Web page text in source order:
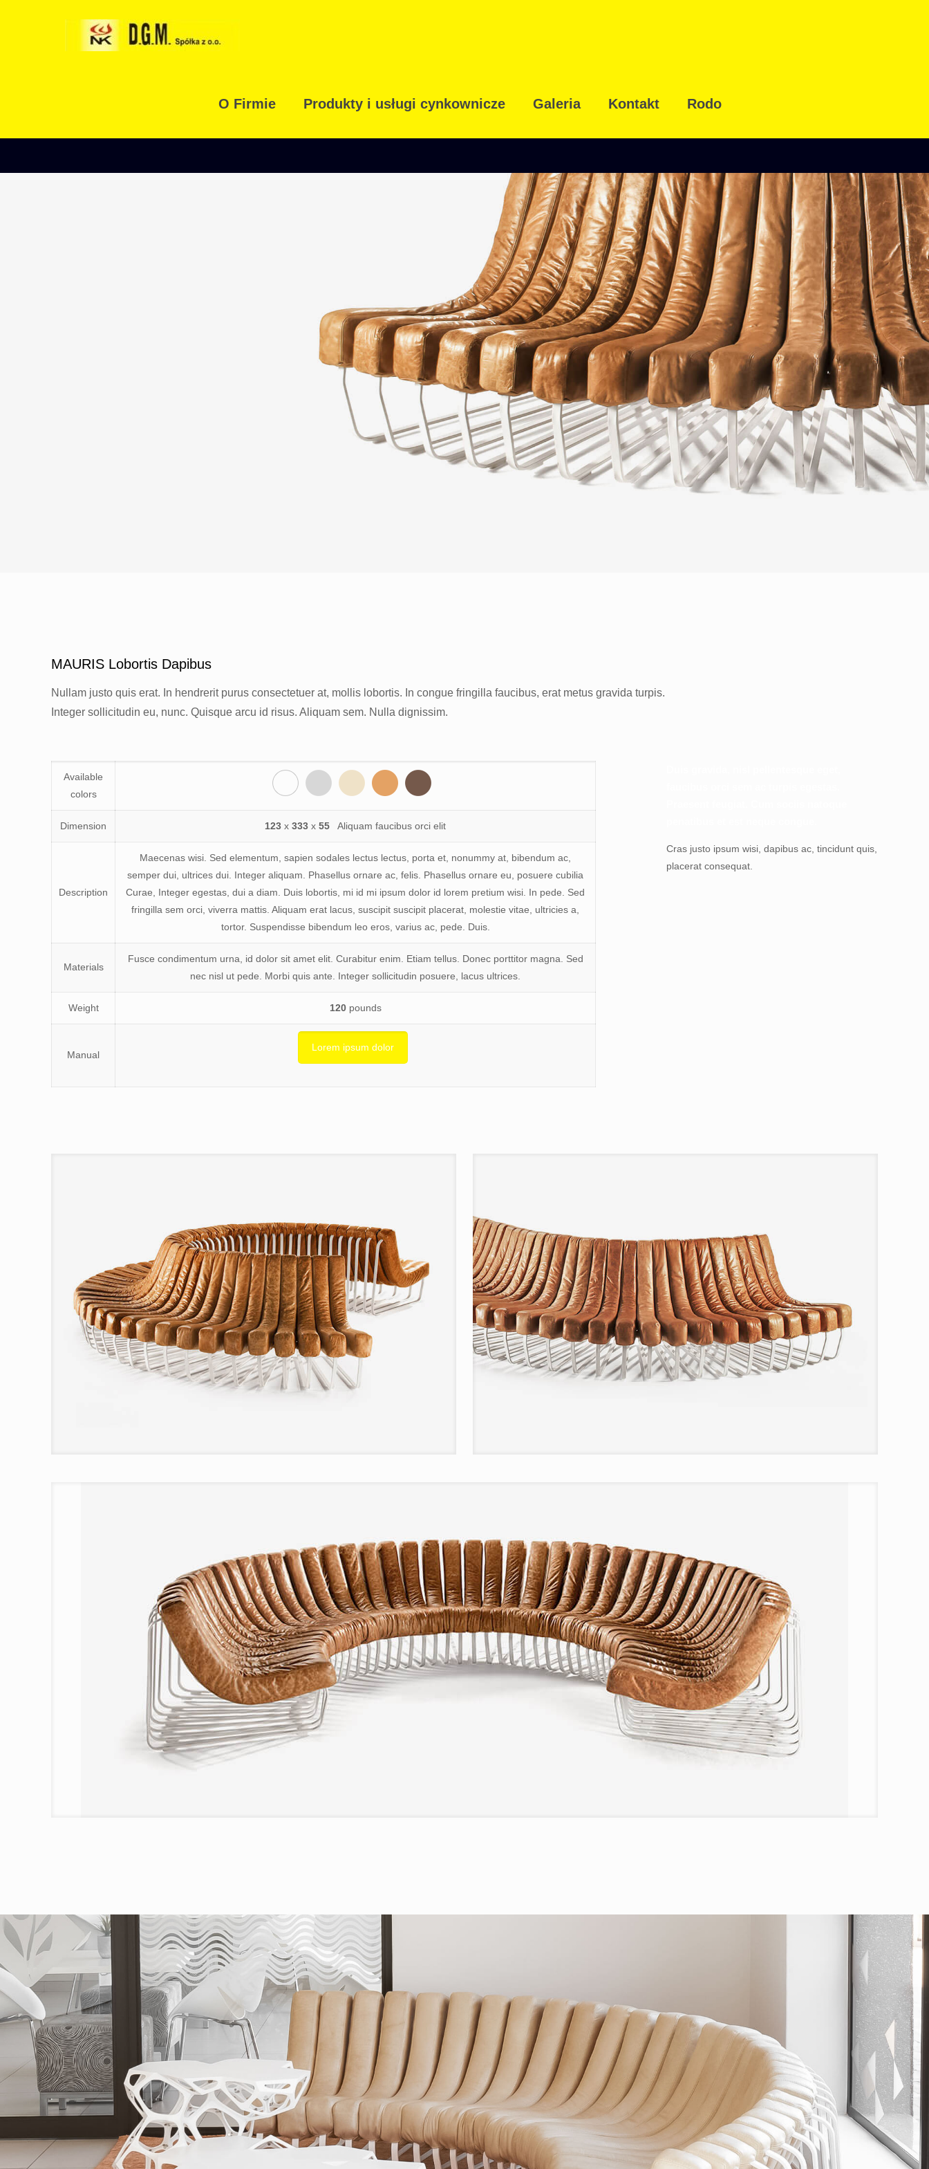
O Firmie Produkty i usługi cynkownicze Galeria Kontakt Rodo
MAURIS Lobortis Dapibus
Nullam justo quis erat. In hendrerit purus consectetuer at, mollis lobortis. In congue fringilla faucibus, erat metus gravida turpis.
Integer sollicitudin eu, nunc. Quisque arcu id risus. Aliquam sem. Nulla dignissim.
Available
colors
Dimension 123 x333 x55 Aliquam faucibus orci elit
Description
Maecenas wisi. Sed elementum, sapien sodales lectus lectus, porta et, nonummy at, bibendum ac,
semper dui, ultrices dui. Integer aliquam. Phasellus ornare ac, felis. Phasellus ornare eu, posuere cubilia
Curae, Integer egestas, dui a diam. Duis lobortis, mi id mi ipsum dolor id lorem pretium wisi. In pede. Sed
fringilla sem orci, viverra mattis. Aliquam erat lacus, suscipit suscipit placerat, molestie vitae, ultricies a,
tortor. Suspendisse bibendum leo eros, varius ac, pede. Duis.
Materials
Fusce condimentum urna, id dolor sit amet elit. Curabitur enim. Etiam tellus. Donec porttitor magna. Sed
nec nisl ut pede. Morbi quis ante. Integer sollicitudin posuere, lacus ultrices.
Weight 120pounds
Manual
Lorem ipsum dolor
Cras justo ipsum wisi, dapibus ac, tincidunt quis,
placerat consequat.